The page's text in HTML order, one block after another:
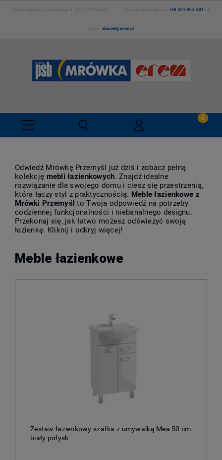
Sklep stacjonarny: Jasińskiego 9, 37-700 Przemyśl Masz pytania zadzwoń: +48 509 902 401
ehandel@erem.pl
Odwiedź Mrówkę Przemyśl już dziś i zobacz pełną
kolekcję mebli łazienkowych. Znajdź idealne
rozwiązanie dla swojego domu i ciesz się przestrzenią,
która łączy styl z praktycznością. Meble łazienkowe z
Mrówki Przemyśl to Twoja odpowiedź na potrzeby
codziennej funkcjonalności i niebanalnego designu.
Przekonaj się, jak łatwo możesz odświeżyć swoją
łazienkę. Kliknij i odkryj więcej!
Meble łazienkowe
Zestaw łazienkowy szafka z umywalką Mea 50 cm
biały połysk